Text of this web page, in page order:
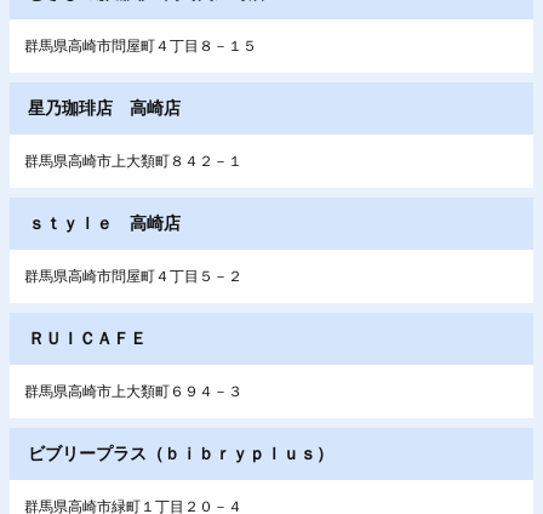
群馬県高崎市問屋町４丁目８－１５
星乃珈琲店 高崎店
群馬県高崎市上大類町８４２－１
ｓｔｙｌｅ 高崎店
群馬県高崎市問屋町４丁目５－２
ＲＵＩＣＡＦＥ
群馬県高崎市上大類町６９４－３
ビブリープラス（ｂｉｂｒｙｐｌｕｓ）
群馬県高崎市緑町１丁目２０－４